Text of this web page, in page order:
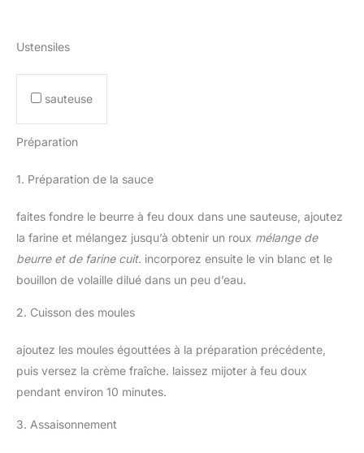
Ustensiles
sauteuse
Préparation
1. Préparation de la sauce
faites fondre le beurre à feu doux dans une sauteuse, ajoutez
la farine et mélangez jusqu’à obtenir un roux mélange de
beurre et de farine cuit. incorporez ensuite le vin blanc et le
bouillon de volaille dilué dans un peu d’eau.
2. Cuisson des moules
ajoutez les moules égouttées à la préparation précédente,
puis versez la crème fraîche. laissez mijoter à feu doux
pendant environ 10 minutes.
3. Assaisonnement